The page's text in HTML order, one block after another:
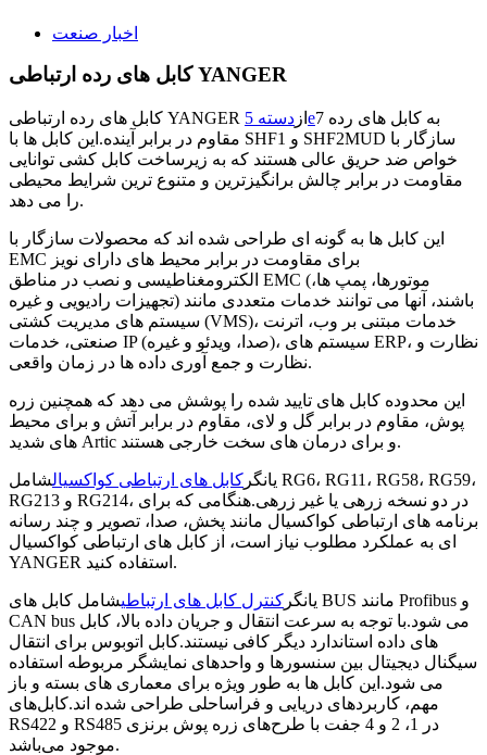
اخبار صنعت
کابل های رده ارتباطی YANGER
کابل های رده ارتباطی YANGER از دسته 5eبه کابل های رده 7
مقاوم در برابر آینده.این کابل ها با SHF1 و SHF2MUD سازگار با
خواص ضد حریق عالی هستند که به زیرساخت کابل کشی توانایی
مقاومت در برابر چالش برانگیزترین و متنوع ترین شرایط محیطی
را می دهد.
این کابل ها به گونه ای طراحی شده اند که محصولات سازگار با
EMC برای مقاومت در برابر محیط های دارای نویز
الکترومغناطیسی و نصب در مناطق EMC (موتورها، پمپ ها،
تجهیزات رادیویی و غیره) باشند، آنها می توانند خدمات متعددی مانند
سیستم های مدیریت کشتی (VMS)، خدمات مبتنی بر وب، اترنت
صنعتی، خدمات IP (صدا، ویدئو و غیره)، سیستم های ERP، نظارت و
نظارت و جمع آوری داده ها در زمان واقعی.
این محدوده کابل های تایید شده را پوشش می دهد که همچنین زره
پوش، مقاوم در برابر گل و لای، مقاوم در برابر آتش و برای محیط
های شدید Artic و برای درمان های سخت خارجی هستند.
یانگر کابل های ارتباطی کواکسیالشامل RG6، RG11، RG58، RG59،
RG213 و RG214، در دو نسخه زرهی یا غیر زرهی.هنگامی که برای
برنامه های ارتباطی کواکسیال مانند پخش، صدا، تصویر و چند رسانه
ای به عملکرد مطلوب نیاز است، از کابل های ارتباطی کواکسیال
YANGER استفاده کنید.
یانگر کنترل کابل های ارتباطیشامل کابل های BUS مانند Profibus و
CAN bus می شود.با توجه به سرعت انتقال و جریان داده بالا، کابل
های داده استاندارد دیگر کافی نیستند.کابل اتوبوس برای انتقال
سیگنال دیجیتال بین سنسورها و واحدهای نمایشگر مربوطه استفاده
می شود.این کابل ها به طور ویژه برای معماری های بسته و باز
مهم، کاربردهای دریایی و فراساحلی طراحی شده اند.کابل‌های
RS422 و RS485 در 1، 2 و 4 جفت با طرح‌های زره ​​پوش برنزی
موجود می‌باشد.